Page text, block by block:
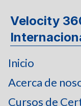
Velocity
Inicio
Acerca de
Cursos de